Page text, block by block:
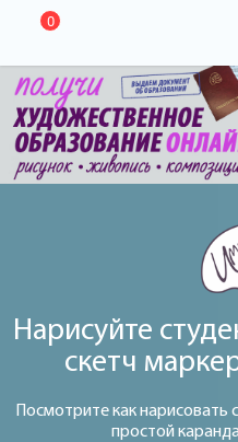
0
Нарисуйте
скетч
Посмотрите как нарисовать
простой